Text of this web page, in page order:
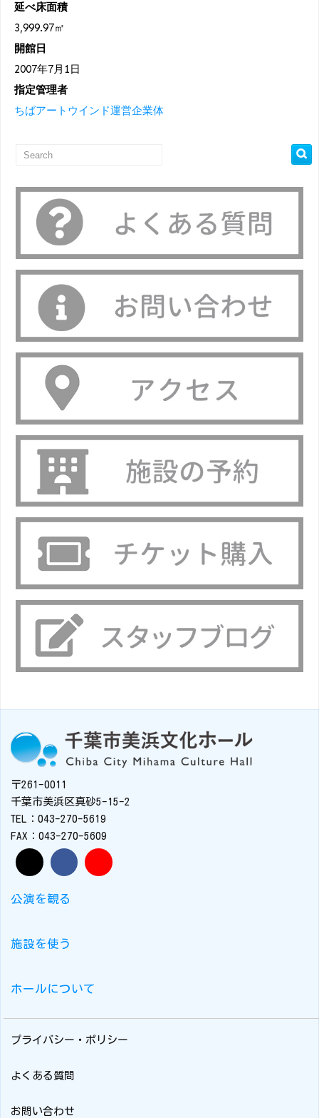
延べ床面積
3,999.97㎡
開館日
2007年7月1日
指定管理者
ちばアートウインド運営企業体
〒261-0011
千葉市美浜区真砂5-15-2
TEL：043-270-5619
FAX：043-270-5609
公演を観る
施設を使う
ホールについて
プライバシー・ポリシー
よくある質問
お問い合わせ